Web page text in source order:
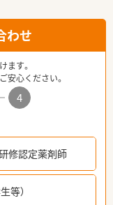
わせ
ます。
安心ください。
4
修認定薬剤師
等）